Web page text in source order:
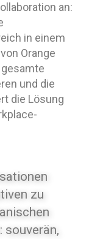
an:
in einem
Orange
und die
die Lösung
zu
souverän,